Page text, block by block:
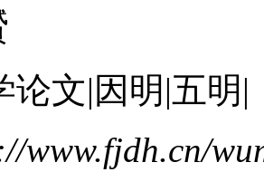
论文|因明|五明|
www.fjdh.cn/